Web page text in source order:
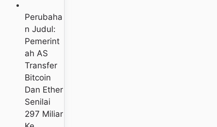
Perubaha
N Judul:
Pemerint
Ah AS
Transfer
Bitcoin
Dan Ether
Senilai
297 Miliar